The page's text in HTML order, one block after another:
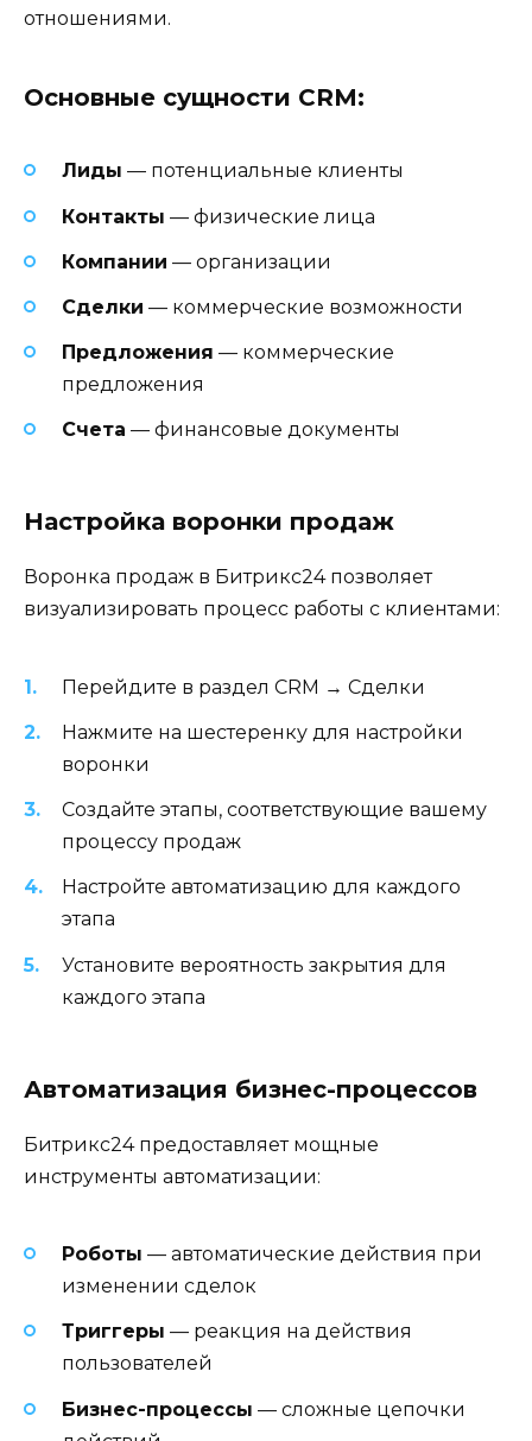
отношениями.
Основные сущности CRM:
Лиды — потенциальные клиенты
Контакты — физические лица
Компании — организации
Сделки — коммерческие возможности
Предложения — коммерческие
предложения
Счета — финансовые документы
Настройка воронки продаж
Воронка продаж в Битрикс24 позволяет
визуализировать процесс работы с клиентами:
Перейдите в раздел CRM → Сделки
Нажмите на шестеренку для настройки
воронки
Создайте этапы, соответствующие вашему
процессу продаж
Настройте автоматизацию для каждого
этапа
Установите вероятность закрытия для
каждого этапа
Автоматизация бизнес-процессов
Битрикс24 предоставляет мощные
инструменты автоматизации:
Роботы — автоматические действия при
изменении сделок
Триггеры — реакция на действия
пользователей
Бизнес-процессы — сложные цепочки